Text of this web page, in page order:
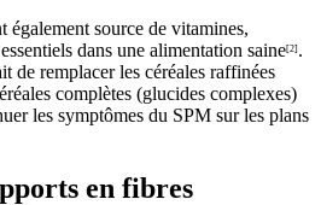
également source de vitamines,
dans une alimentation saine[2] .
de remplacer les céréales raffinées
complètes (glucides complexes)
les symptômes du SPM sur les plans
en fibres